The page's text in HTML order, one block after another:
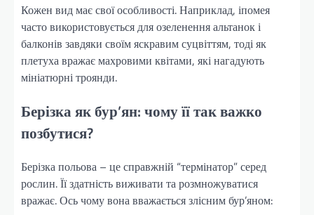
Кожен вид має свої особливості. Наприклад, іпомея
часто використовується для озеленення альтанок і
балконів завдяки своїм яскравим суцвіттям, тоді як
плетуха вражає махровими квітами, які нагадують
мініатюрні троянди.
Берізка як бур’ян: чому її так важко
позбутися?
Берізка польова – це справжній “термінатор” серед
рослин. Її здатність виживати та розмножуватися
вражає. Ось чому вона вважається злісним бур’яном: